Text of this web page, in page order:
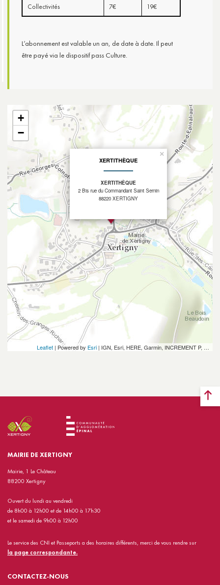
Collectivités 7€ 19€
L’abonnement est valable un an, de date à date. Il peut
être payé via le dispositif pass Culture.
XERTITHÈQUE
XERTITHÈQUE
2 Bis rue du Commandant Saint Sernin
88220 XERTIGNY
×
+
−
Leaflet | Powered by Esri | IGN, Esri, HERE, Garmin, INCREMENT P, USGS, METI/NASA
MAIRIE DE XERTIGNY
Mairie, 1 Le Château
88200 Xertigny
Ouvert du lundi au vendredi
de 8h00 à 12h00 et de 14h00 à 17h30
et le samedi de 9h00 à 12h00
Le service des CNI et Passeports a des horaires différents, merci de vous rendre sur
la page correspondante.
CONTACTEZ-NOUS